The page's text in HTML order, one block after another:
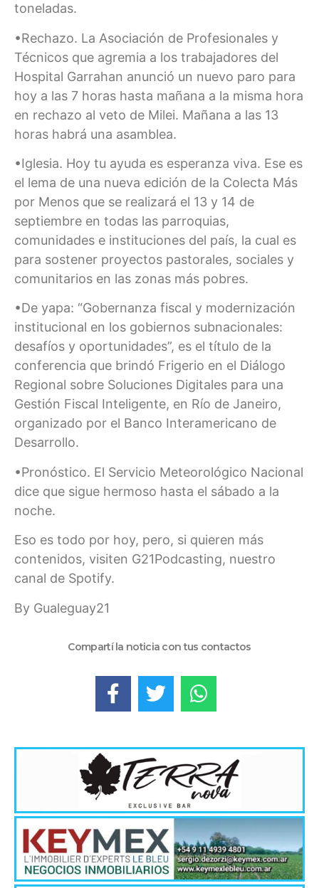
toneladas.
•Rechazo. La Asociación de Profesionales y
Técnicos que agremia a los trabajadores del
Hospital Garrahan anunció un nuevo paro para
hoy a las 7 horas hasta mañana a la misma hora
en rechazo al veto de Milei. Mañana a las 13
horas habrá una asamblea.
•Iglesia. Hoy tu ayuda es esperanza viva. Ese es
el lema de una nueva edición de la Colecta Más
por Menos que se realizará el 13 y 14 de
septiembre en todas las parroquias,
comunidades e instituciones del país, la cual es
para sostener proyectos pastorales, sociales y
comunitarios en las zonas más pobres.
•De yapa: “Gobernanza fiscal y modernización
institucional en los gobiernos subnacionales:
desafíos y oportunidades”, es el título de la
conferencia que brindó Frigerio en el Diálogo
Regional sobre Soluciones Digitales para una
Gestión Fiscal Inteligente, en Río de Janeiro,
organizado por el Banco Interamericano de
Desarrollo.
•Pronóstico. El Servicio Meteorológico Nacional
dice que sigue hermoso hasta el sábado a la
noche.
Eso es todo por hoy, pero, si quieren más
contenidos, visiten G21Podcasting, nuestro
canal de Spotify.
By Gualeguay21
Compartí la noticia con tus contactos